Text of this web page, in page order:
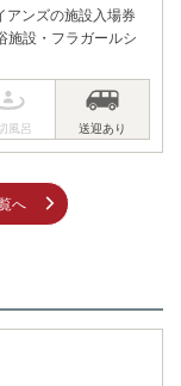
アンズの施設入場券
施設・フラガールシ
へ